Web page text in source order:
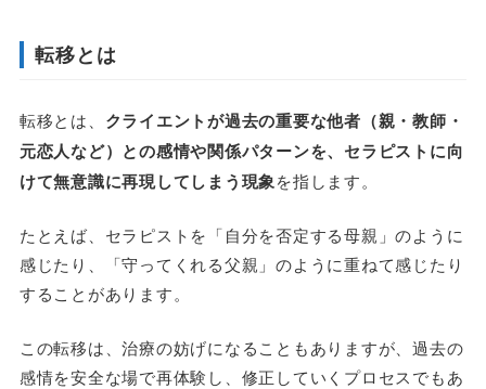
転移とは
転移とは、 クライエントが過去の重要な他者（親・教師・
元恋人など）との感情や関係パターンを、セラピストに向
けて無意識に再現してしまう現象を指します。
たとえば、セラピストを「自分を否定する母親」のように
感じたり、「守ってくれる父親」のように重ねて感じたり
することがあります。
この転移は、治療の妨げになることもありますが、過去の
感情を安全な場で再体験し、修正していくプロセスでもあ